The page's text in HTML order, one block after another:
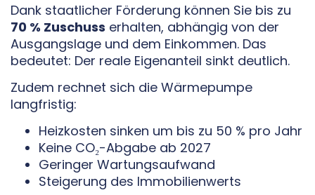
Dank staatlicher Förderung können Sie bis zu
70 % Zuschuss erhalten, abhängig von der
Ausgangslage und dem Einkommen. Das
bedeutet: Der reale Eigenanteil sinkt deutlich.
Zudem rechnet sich die Wärmepumpe
langfristig:
Heizkosten sinken um bis zu 50 % pro Jahr
Keine CO₂-Abgabe ab 2027
Geringer Wartungsaufwand
Steigerung des Immobilienwerts